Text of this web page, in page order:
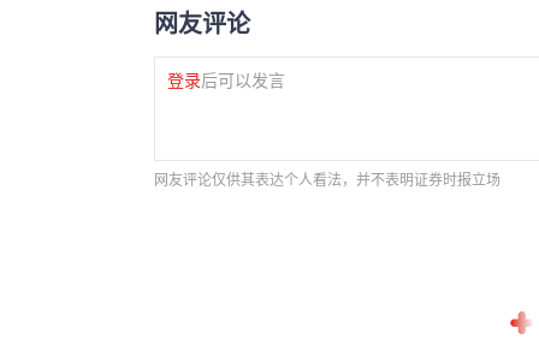
网友评论
登录后可以发言
网友评论仅供其表达个人看法，并不表明证券时报立场